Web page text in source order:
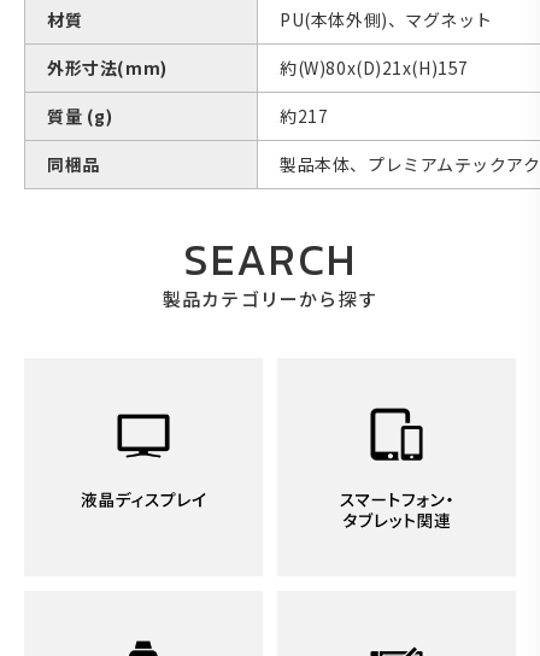
材質
PU(本体外側)、マグネット
外形寸法(mm)
約(W)80x(D)21x(H)157
質量 (g)
約217
同梱品
製品本体、プレミアムテックア
SEARCH
製品カテゴリーから探す